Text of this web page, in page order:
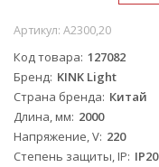
Артикул: A2300,20
Код товара 127082
Бренд KINK Light
Страна бренда Китай
Длина, мм 2000
Напряжение, V 220
Степень защиты, IP IP20